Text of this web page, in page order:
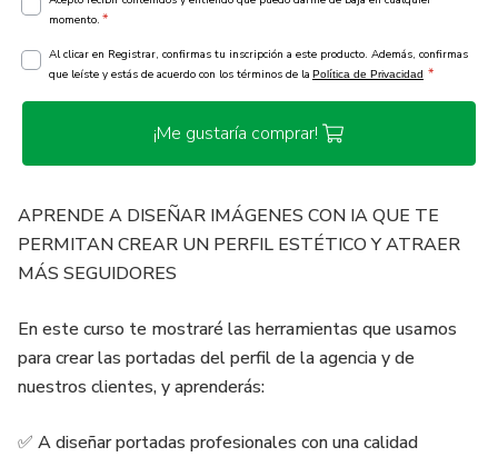
momento. *
Al clicar en Registrar, confirmas tu inscripción a este producto. Además, confirmas
que leíste y estás de acuerdo con los términos de la Política de Privacidad *
¡Me gustaría comprar!
APRENDE A DISEÑAR IMÁGENES CON IA QUE TE
PERMITAN CREAR UN PERFIL ESTÉTICO Y ATRAER
MÁS SEGUIDORES
En este curso te mostraré las herramientas que usamos
para crear las portadas del perfil de la agencia y de
nuestros clientes, y aprenderás:
✅ A diseñar portadas profesionales con una calidad